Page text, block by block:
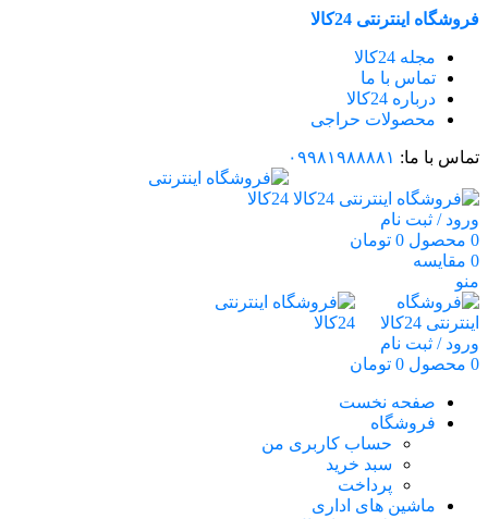
فروشگاه اینترنتی 24کالا
مجله 24کالا
تماس با ما
درباره 24کالا
محصولات حراجی
تماس با ما: ۰۹۹۸۱۹۸۸۸۸۱
ورود / ثبت نام
0 محصول 0 تومان
0 مقایسه
منو
ورود / ثبت نام
0 محصول 0 تومان
صفحه نخست
فروشگاه
حساب کاربری من
سبد خرید
پرداخت
ماشین های اداری